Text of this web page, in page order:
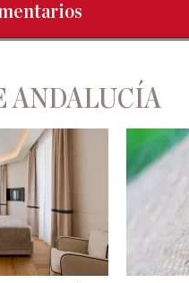
ANDALUCÍA